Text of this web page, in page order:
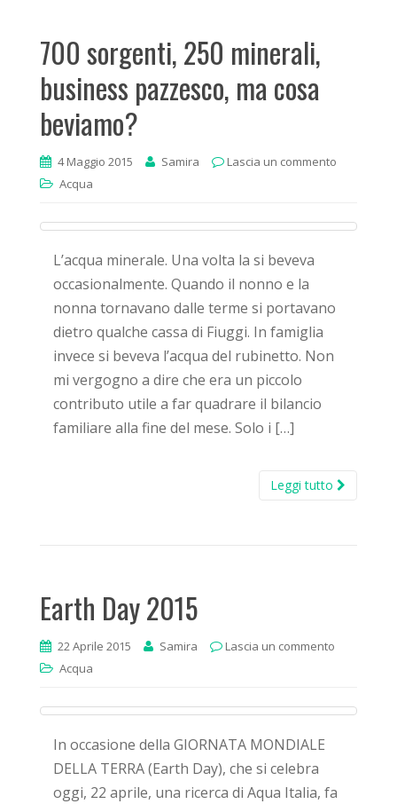
700 sorgenti, 250 minerali,
business pazzesco, ma cosa
beviamo?
4 Maggio 2015 Samira
Lascia un commento
Acqua
L’acqua minerale. Una volta la si beveva
occasionalmente. Quando il nonno e la
nonna tornavano dalle terme si portavano
dietro qualche cassa di Fiuggi. In famiglia
invece si beveva l’acqua del rubinetto. Non
mi vergogno a dire che era un piccolo
contributo utile a far quadrare il bilancio
familiare alla fine del mese. Solo i […]
Leggi tutto
Earth Day 2015
22 Aprile 2015 Samira
Lascia un commento
Acqua
In occasione della GIORNATA MONDIALE
DELLA TERRA (Earth Day), che si celebra
oggi, 22 aprile, una ricerca di Aqua Italia, fa